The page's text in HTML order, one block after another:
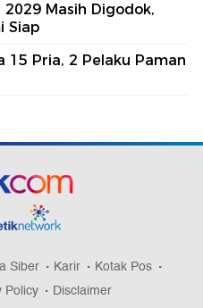
Masih Digodok,
Siap
15 Pria, 2 Pelaku Paman
Siber Karir
Kotak Pos
Policy Disclaimer